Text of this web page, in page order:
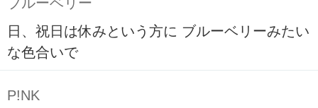
日、祝日は休みという方に ブルーベリーみたい
な色合いで
P!NK